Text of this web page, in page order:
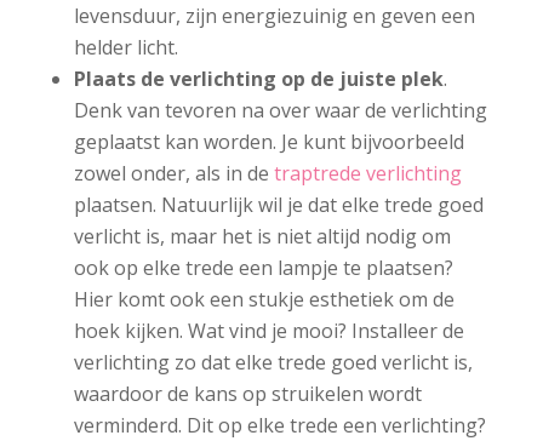
levensduur, zijn energiezuinig en geven een
helder licht.
Plaats de verlichting op de juiste plek.
Denk van tevoren na over waar de verlichting
geplaatst kan worden. Je kunt bijvoorbeeld
zowel onder, als in de traptrede verlichting
plaatsen. Natuurlijk wil je dat elke trede goed
verlicht is, maar het is niet altijd nodig om
ook op elke trede een lampje te plaatsen?
Hier komt ook een stukje esthetiek om de
hoek kijken. Wat vind je mooi? Installeer de
verlichting zo dat elke trede goed verlicht is,
waardoor de kans op struikelen wordt
verminderd. Dit op elke trede een verlichting?